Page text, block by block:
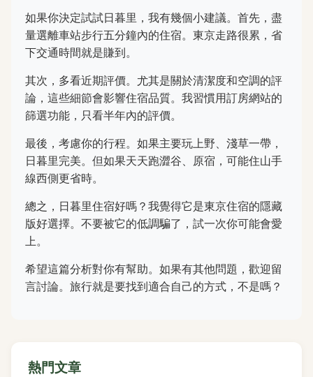
如果你決定試試日暮里，我有幾個小建議。首先，盡
量選離車站步行五分鐘內的住宿。東京走路很累，省
下交通時間就是賺到。
其次，多看近期評價。尤其是關於清潔度和空調的評
論，這些細節會影響住宿品質。我習慣用訂房網站的
篩選功能，只看半年內的評價。
最後，考慮你的行程。如果主要玩上野、淺草一帶，
日暮里完美。但如果天天跑澀谷、原宿，可能住山手
線西側更省時。
總之，日暮里住宿好嗎？我覺得它是東京住宿的隱藏
版好選擇。不要被它的低調騙了，試一次你可能會愛
上。
希望這篇分析對你有幫助。如果有其他問題，歡迎留
言討論。旅行就是要找到適合自己的方式，不是嗎？
熱門文章